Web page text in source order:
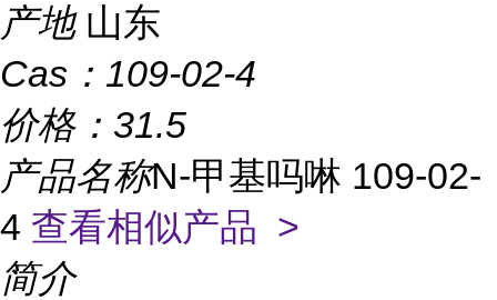
产地 山东
Cas： 109-02-4
价格： 31.5
产品名称N-甲基吗啉 109-02-
4 查看相似产品 >
简介